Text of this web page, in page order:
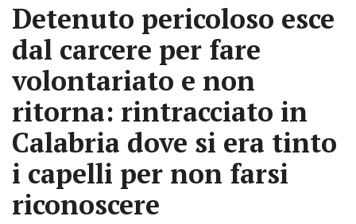
Detenuto pericoloso esce
dal carcere per fare
volontariato e non
ritorna: rintracciato in
Calabria dove si era tinto
i capelli per non farsi
riconoscere